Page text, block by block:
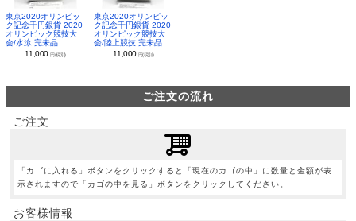
東京2020オリンピッ
ク記念千円銀貨 2020
オリンピック競技大
会/水泳 完未品
11,000円(税別)
東京2020オリンピッ
ク記念千円銀貨 2020
オリンピック競技大
会/陸上競技 完未品
11,000 円(税別)
ご注文の流れ
ご注文
「カゴに入れる」ボタンをクリックすると「現在のカゴの中」に数量と金額が表
示されますので「カゴの中を見る」ボタンをクリックしてください。
お客様情報